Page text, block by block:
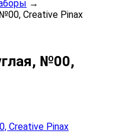
→
Creative Pinax
№00,